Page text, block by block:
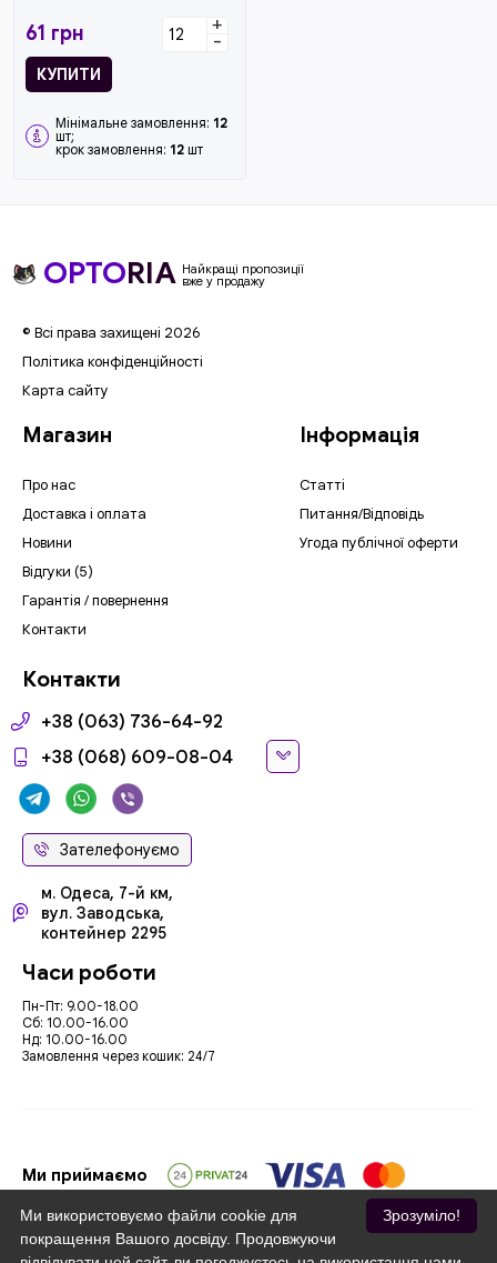
61 грн +
-
КУПИТИ
Мінімальне замовлення: 12
шт;
крок замовлення: 12 шт
OPTORIA Найкращі пропозиції
вже у продажу
© Всі права захищені 2026
Політика конфіденційності
Карта сайту
Магазин
Про нас
Доставка і оплата
Новини
Відгуки (5)
Гарантія / повернення
Контакти
Інформація
Статті
Питання/Відповідь
Угода публічної оферти
Контакти
+38 (063) 736-64-92
+38 (068) 609-08-04
Зателефонуємо
м. Одеса, 7-й км,
вул. Заводська,
контейнер 2295
Часи роботи
Пн-Пт: 9.00-18.00
Сб: 10.00-16.00
Нд: 10.00-16.00
Замовлення через кошик: 24/7
Ми приймаємо
Зрозуміло!
Ми використовуємо файли cookie для
покращення Вашого досвіду. Продовжуючи